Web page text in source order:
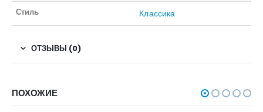
Стиль Классика
ОТЗЫВЫ (0)
ПОХОЖИЕ